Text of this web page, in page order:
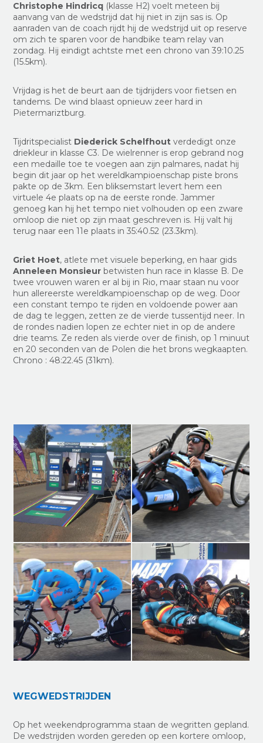
Christophe Hindricq (klasse H2) voelt meteen bij
aanvang van de wedstrijd dat hij niet in zijn sas is. Op
aanraden van de coach rijdt hij de wedstrijd uit op reserve
om zich te sparen voor de handbike team relay van
zondag. Hij eindigt achtste met een chrono van 39:10.25
(15.5km).
Vrijdag is het de beurt aan de tijdrijders voor fietsen en
tandems. De wind blaast opnieuw zeer hard in
Pietermariztburg.
Tijdritspecialist Diederick Schelfhoutverdedigt onze
driekleur in klasse C3. De wielrenner is erop gebrand nog
een medaille toe te voegen aan zijn palmares, nadat hij
begin dit jaar op het wereldkampioenschap piste brons
pakte op de 3km. Een bliksemstart levert hem een
virtuele 4e plaats op na de eerste ronde. Jammer
genoeg kan hij het tempo niet volhouden op een zware
omloop die niet op zijn maat geschreven is. Hij valt hij
terug naar een 11e plaats in 35:40.52 (23.3km).
Griet Hoet, atlete met visuele beperking, en haar gids
Anneleen Monsieur betwisten hun race in klasse B. De
twee vrouwen waren er al bij in Rio, maar staan nu voor
hun allereerste wereldkampioenschap op de weg. Door
een constant tempo te rijden en voldoende power aan
de dag te leggen, zetten ze de vierde tussentijd neer. In
de rondes nadien lopen ze echter niet in op de andere
drie teams. Ze reden als vierde over de finish, op 1 minuut
en 20 seconden van de Polen die het brons wegkaapten.
Chrono : 48:22.45 (31km).
WEGWEDSTRIJDEN
Op het weekendprogramma staan de wegritten gepland.
De wedstrijden worden gereden op een kortere omloop,